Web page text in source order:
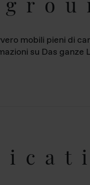
mobili pieni di
su Das